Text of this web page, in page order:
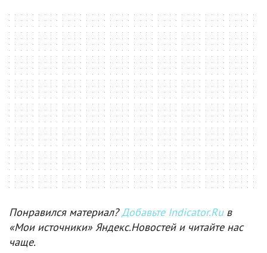
Понравился материал?Добавьте Indicator.Ruв
«Мои источники» Яндекс.Новостей и читайте нас
чаще.